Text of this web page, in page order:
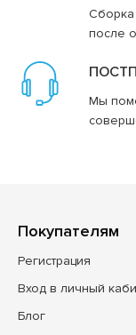
Сборка
после
Мы
Покупателям
Регистрация
Вход в личный
Блог